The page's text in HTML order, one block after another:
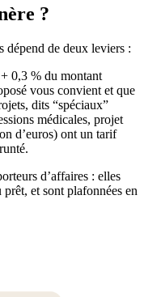
?
dépend de deux leviers :
0,3 % du montant
vous convient et que
dits “spéciaux”
médicales, projet
d’euros) ont un tarif
d’affaires : elles
et sont plafonnées en